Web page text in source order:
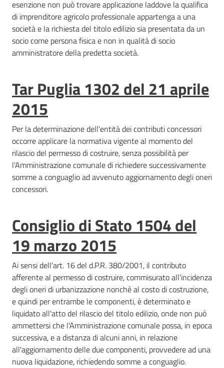
esenzione non può trovare applicazione laddove la qualifica
di imprenditore agricolo professionale appartenga a una
società e la richiesta del titolo edilizio sia presentata da un
socio come persona fisica e non in qualità di socio
amministratore della predetta società.
Tar Puglia 1302 del 21 aprile
2015
Per la determinazione dell'entità dei contributi concessori
occorre applicare la normativa vigente al momento del
rilascio del permesso di costruire, senza possibilità per
l'Amministrazione comunale di richiedere successivamente
somme a conguaglio ad avvenuto aggiornamento degli oneri
concessori.
Consiglio di Stato 1504 del
19 marzo 2015
Ai sensi dell'art. 16 del d.P.R. 380/2001, il contributo
afferente al permesso di costruire, commisurato all'incidenza
degli oneri di urbanizzazione nonché al costo di costruzione,
e quindi per entrambe le componenti, è determinato e
liquidato all'atto del rilascio del titolo edilizio, onde non può
ammettersi che l'Amministrazione comunale possa, in epoca
successiva, e a distanza di alcuni anni, in relazione
all'aggiornamento delle due componenti, provvedere ad una
nuova liquidazione, richiedendo somme a conguaglio.